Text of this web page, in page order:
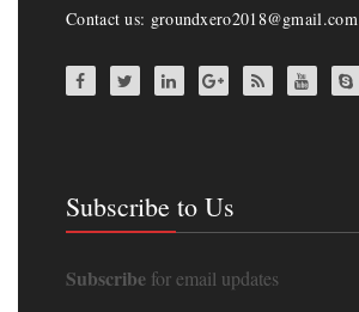
Contact us: groundxero2018@gmail.com
Subscribe to Us
Subscribe for email updates